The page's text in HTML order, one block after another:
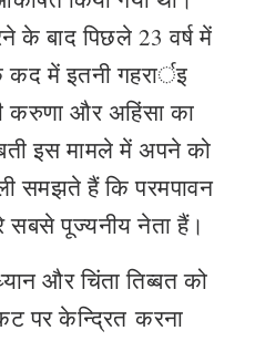
के बाद पिछले 23 वर्ष में
कद में इतनी गहरार्इ
करुणा और अहिंसा का
इस मामले में अपने को
समझते हैं कि परमपावन
सबसे पूज्यनीय नेता हैं।
और चिंता तिब्बत को
पर केन्द्रित करना